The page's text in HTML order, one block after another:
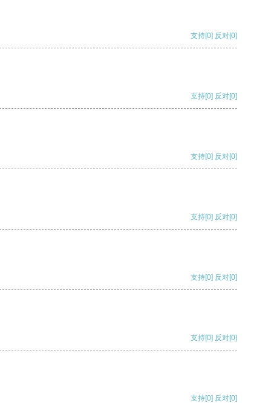
支持[0] 反对[0]
支持[0] 反对[0]
支持[0] 反对[0]
支持[0] 反对[0]
支持[0] 反对[0]
支持[0] 反对[0]
支持[0] 反对[0]